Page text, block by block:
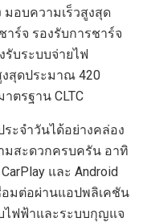
มอบความเร็วสูงสุด
าร์จ รองรับการชาร์จ
รับระบบจ่ายไฟ
สุดประมาณ 420
ตรฐาน CLTC
ะจำวันได้อย่างคล่อง
มสะดวกครบครัน อาทิ
และ Android
อมต่อผ่านแอปพลิเคชัน
ไฟฟ้าและระบบกุญแจ